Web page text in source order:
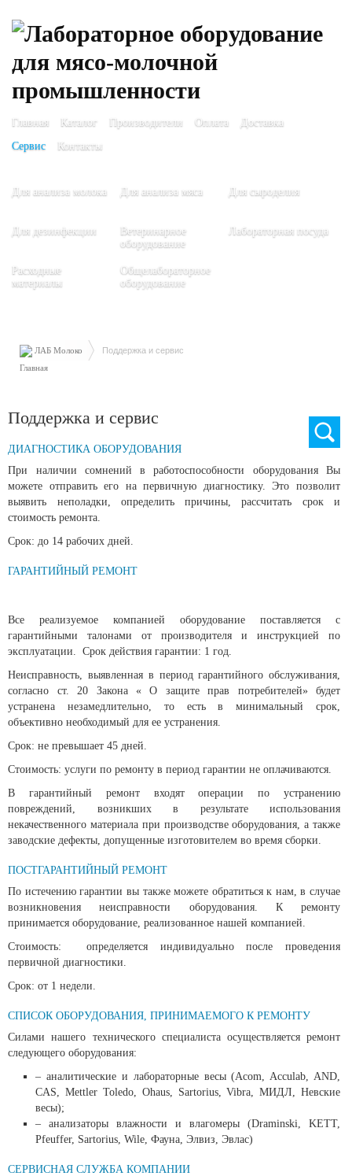
Главная Каталог Производители Оплата
Доставка
Сервис
Контакты
Для анализа молока Для анализа мяса Для сыроделия
Для дезинфекции
Ветеринарное
оборудование
Лабораторная посуда
Расходные
материалы
Общелабораторное
оборудование
ЛАБ Молоко Поддержка и сервис
Поддержка и сервис
ДИАГНОСТИКА ОБОРУДОВАНИЯ
При наличии сомнений в работоспособности оборудования Вы
можете отправить его на первичную диагностику. Это позволит
выявить неполадки, определить причины, рассчитать срок и
стоимость ремонта.
Срок: до 14 рабочих дней.
ГАРАНТИЙНЫЙ РЕМОНТ
Все реализуемое компанией оборудование поставляется с
гарантийными талонами от производителя и инструкцией по
эксплуатации. Срок действия гарантии: 1 год.
Неисправность, выявленная в период гарантийного обслуживания,
согласно ст. 20 Закона « О защите прав потребителей»будет
устранена незамедлительно, то есть в минимальный срок,
объективно необходимый для ее устранения.
Срок: не превышает 45 дней.
Стоимость: услуги по ремонту в период гарантии не оплачиваются.
В гарантийный ремонт входят операции по устранению
повреждений, возникших в результате использования
некачественного материала при производстве оборудования, а также
заводские дефекты, допущенные изготовителем во время сборки.
ПОСТГАРАНТИЙНЫЙ РЕМОНТ
По истечению гарантии вы также можете обратиться к нам, в случае
возникновения неисправности оборудования. К ремонту
принимается оборудование, реализованное нашей компанией.
Стоимость: определяется индивидуально после проведения
первичной диагностики.
Срок: от 1 недели.
СПИСОК ОБОРУДОВАНИЯ, ПРИНИМАЕМОГО К РЕМОНТУ
Силами нашего технического специалиста осуществляется ремонт
следующего оборудования:
– аналитические и лабораторные весы (Acom, Acculab, AND,
CAS, Mettler Toledo, Ohaus, Sartorius, Vibra, МИДЛ, Невские
весы);
– анализаторы влажности и влагомеры (Draminski, KETT,
Pfeuffer, Sartorius, Wile, Фауна, Элвиз, Эвлас)
СЕРВИСНАЯ СЛУЖБА КОМПАНИИ